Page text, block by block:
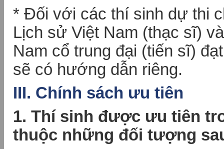
* Đối với các thí sinh dự thi
Lịch sử Việt Nam (thạc sĩ)
Nam cổ trung đại (tiến sĩ)
sẽ có hướng dẫn riêng.
III. Chính sách ưu tiên
1. Thí sinh được ưu tiên
thuộc những đối tượng